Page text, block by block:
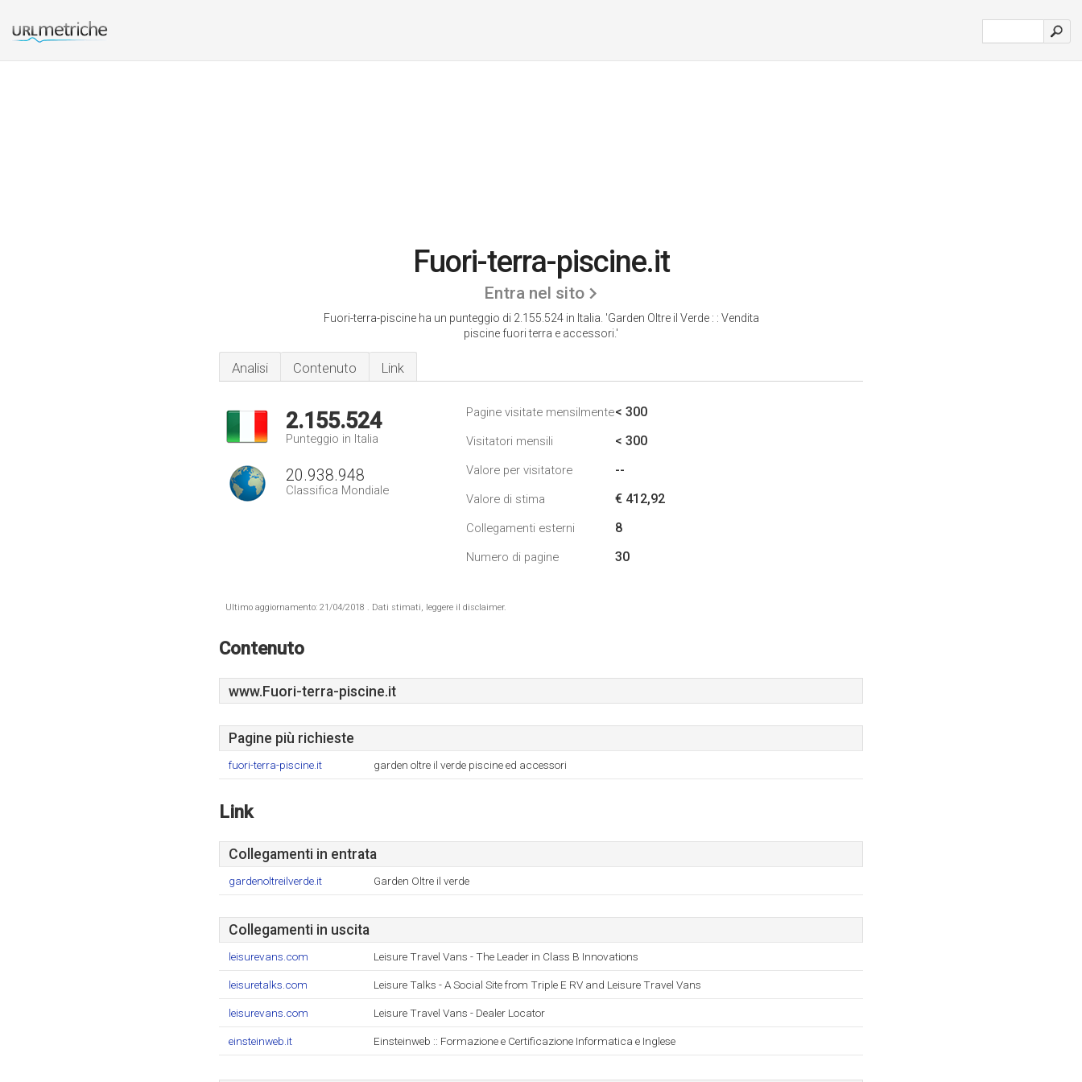
Fuori-terra-piscine.it
Entra nel sito
Fuori-terra-piscine ha un punteggio di 2.155.524 in Italia. 'Garden Oltre il Verde : : Vendita
piscine fuori terra e accessori.'
Analisi Contenuto Link
2.155.524
Punteggio in Italia
20.938.948
Classifica Mondiale
Pagine visitate mensilmente< 300
Visitatori mensili < 300
Valore per visitatore --
Valore di stima € 412,92
Collegamenti esterni 8
Numero di pagine 30
Ultimo aggiornamento: 21/04/2018 . Dati stimati, leggere il disclaimer.
Contenuto
www.Fuori-terra-piscine.it
Pagine più richieste
fuori-terra-piscine.it garden oltre il verde piscine ed accessori
Link
Collegamenti in entrata
gardenoltreilverde.it Garden Oltre il verde
Collegamenti in uscita
leisurevans.com Leisure Travel Vans - The Leader in Class B Innovations
leisuretalks.com Leisure Talks - A Social Site from Triple E RV and Leisure Travel Vans
leisurevans.com Leisure Travel Vans - Dealer Locator
einsteinweb.it Einsteinweb :: Formazione e Certificazione Informatica e Inglese